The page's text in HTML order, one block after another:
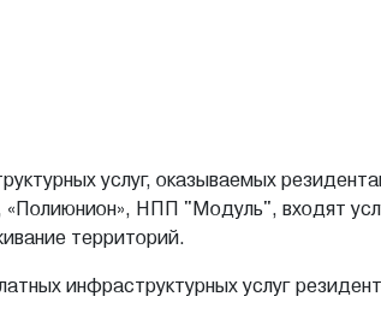
услуг, оказываемых
НПП "Модуль", входят
территорий.
инфраструктурных услуг